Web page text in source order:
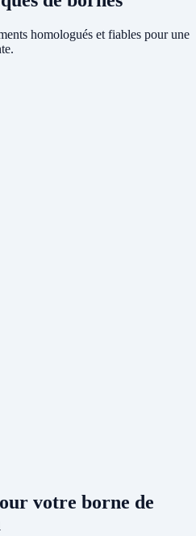
homologués et fiables pour une
votre borne de